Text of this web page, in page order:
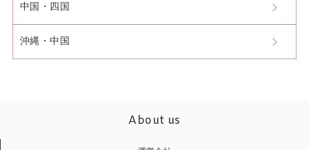
中国・四国
沖縄・中国
About us